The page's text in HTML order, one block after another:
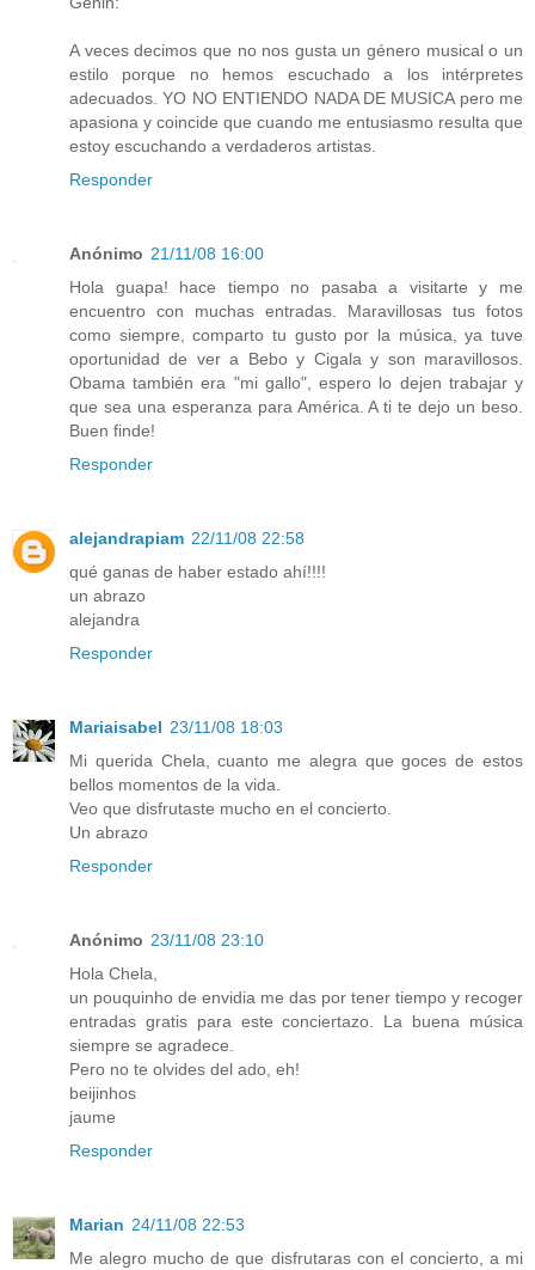
A veces decimos que no nos gusta un género musical o un
estilo porque no hemos escuchado a los intérpretes
adecuados. YO NO ENTIENDO NADA DE MUSICA pero me
apasiona y coincide que cuando me entusiasmo resulta que
estoy escuchando a verdaderos artistas.
Responder
Anónimo 21/11/08 16:00
Hola guapa! hace tiempo no pasaba a visitarte y me
encuentro con muchas entradas. Maravillosas tus fotos
como siempre, comparto tu gusto por la música, ya tuve
oportunidad de ver a Bebo y Cigala y son maravillosos.
Obama también era "mi gallo", espero lo dejen trabajar y
que sea una esperanza para América. A ti te dejo un beso.
Buen finde!
Responder
alejandrapiam 22/11/08 22:58
qué ganas de haber estado ahí!!!!
un abrazo
alejandra
Responder
Mariaisabel 23/11/08 18:03
Mi querida Chela, cuanto me alegra que goces de estos
bellos momentos de la vida.
Veo que disfrutaste mucho en el concierto.
Un abrazo
Responder
Anónimo 23/11/08 23:10
Hola Chela,
un pouquinho de envidia me das por tener tiempo y recoger
entradas gratis para este conciertazo. La buena música
siempre se agradece.
Pero no te olvides del ado, eh!
beijinhos
jaume
Responder
Marian 24/11/08 22:53
Me alegro mucho de que disfrutaras con el concierto, a mi